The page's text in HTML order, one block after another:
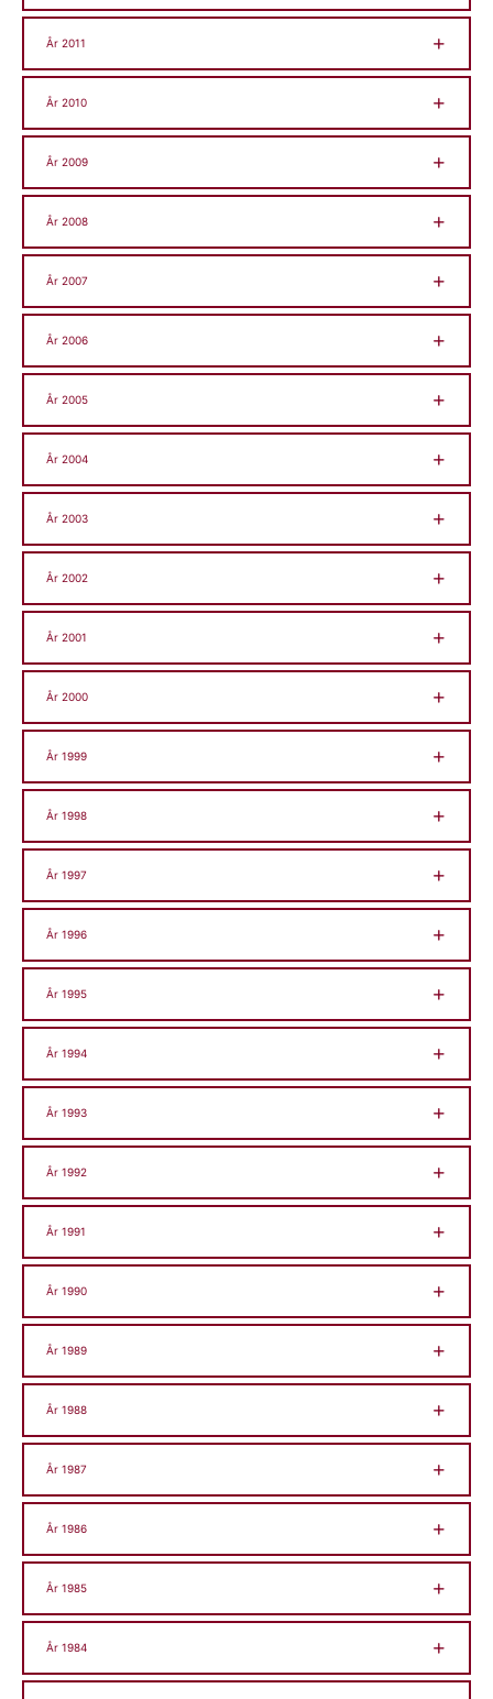
År 2011
År 2010
År 2009
År 2008
År 2007
År 2006
År 2005
År 2004
År 2003
År 2002
År 2001
År 2000
År 1999
År 1998
År 1997
År 1996
År 1995
År 1994
År 1993
År 1992
År 1991
År 1990
År 1989
År 1988
År 1987
År 1986
År 1985
År 1984